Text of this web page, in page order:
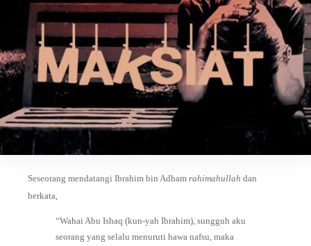
Seseorang mendatangi Ibrahim bin Adham rahimahullah dan
berkata⁣,
“Wahai Abu Ishaq (kun-yah Ibrahim), sungguh aku
seorang yang selalu menuruti hawa nafsu, maka